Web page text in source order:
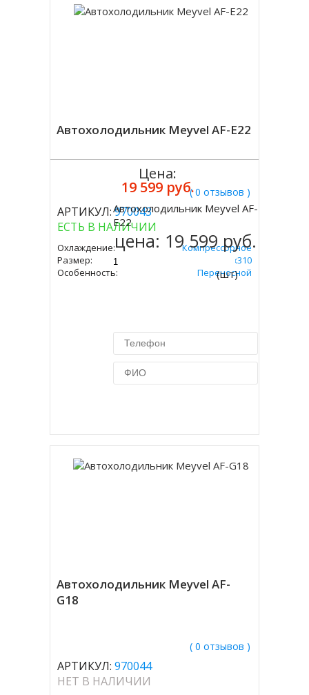
Автохолодильник Meyvel AF-E22
( 0 отзывов )
АРТИКУЛ:970043
ЕСТЬ В НАЛИЧИИ
Охлаждение:
Компрессорное
Размер:
335х590х310
Особенность:
Переносной
Цена:
19 599 руб.
Купить
Автохолодильник Meyvel AF-
E22
цена: 19 599 руб.
(шт)
Автохолодильник Meyvel AF-
G18
( 0 отзывов )
АРТИКУЛ: 970044
НЕТ В НАЛИЧИИ